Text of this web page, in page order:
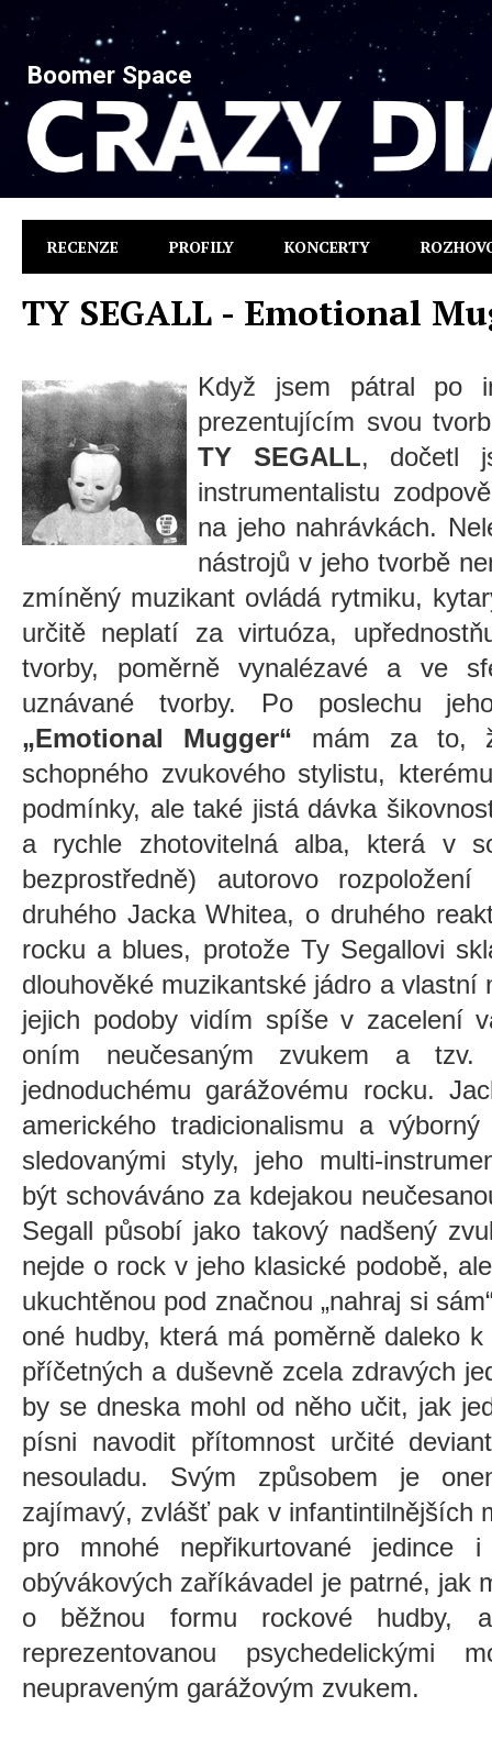
Boomer Space
RECENZE PROFILY KONCERTY
TY SEGALL - Emotional
Když jsem pátral po
prezentujícím svou
TY SEGALL, dočetl
instrumentalistu
na jeho nahrávkách.
nástrojů v jeho tvorbě
zmíněný muzikant ovládá rytmiku,
určitě neplatí za virtuóza,
tvorby, poměrně vynalézavé a ve
uznávané tvorby. Po poslechu
„Emotional Mugger“ mám za to,
schopného zvukového stylistu,
podmínky, ale také jistá dávka
a rychle zhotovitelná alba, která v
bezprostředně) autorovo
druhého Jacka Whitea, o druhého
rocku a blues, protože Ty Segallovi
dlouhověké muzikantské jádro a
jejich podoby vidím spíše v zacelení
oním neučesaným zvukem a tzv.
jednoduchému garážovému rocku.
amerického tradicionalismu a
sledovanými styly, jeho multi-
být schováváno za kdejakou
Segall působí jako takový nadšený
nejde o rock v jeho klasické podobě,
ukuchtěnou pod značnou „nahraj si
oné hudby, která má poměrně daleko
příčetných a duševně zcela zdravých
by se dneska mohl od něho učit, jak
písni navodit přítomnost určité
nesouladu. Svým způsobem je
zajímavý, zvlášť pak v infantintilnějších
pro mnohé nepřikurtované jedince
obývákových zaříkávadel je patrné, jak
o běžnou formu rockové hudby,
reprezentovanou psychedelickými
neupraveným garážovým zvukem.